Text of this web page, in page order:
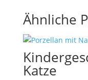
Ähnliche
Katze